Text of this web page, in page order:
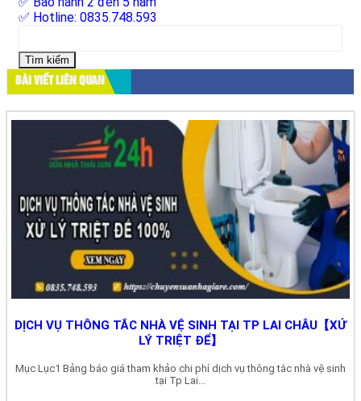
✅ Hotline: 0835.748.593
cho:
BÀI VIẾT LIÊN QUAN
DỊCH VỤ THÔNG TẮC NHÀ VỆ SINH TẠI TP LAI CHÂU【XỬ
LÝ TRIỆT ĐỂ】
Mục Lục1 Bảng báo giá tham khảo chi phí dịch vụ thông tắc nhà vệ sinh
tại Tp Lai...